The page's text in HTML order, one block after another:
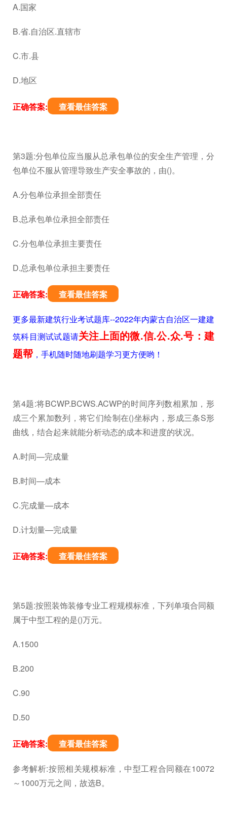
A.国家
B.省.自治区.直辖市
C.市.县
D.地区
正确答案: 查看最佳答案
第3题:分包单位应当服从总承包单位的安全生产管理，分
包单位不服从管理导致生产安全事故的，由()。
A.分包单位承担全部责任
B.总承包单位承担全部责任
C.分包单位承担主要责任
D.总承包单位承担主要责任
正确答案: 查看最佳答案
更多最新建筑行业考试题库--2022年内蒙古自治区一建建
筑科目测试试题请关注上面的微.信.公.众.号：建
题帮 ，手机随时随地刷题学习更方便哟！
第4题:将BCWP.BCWS.ACWP的时间序列数相累加，形
成三个累加数列，将它们绘制在()坐标内，形成三条S形
曲线，结合起来就能分析动态的成本和进度的状况。
A.时间—完成量
B.时间—成本
C.完成量—成本
D.计划量—完成量
正确答案: 查看最佳答案
第5题:按照装饰装修专业工程规模标准，下列单项合同额
属于中型工程的是()万元。
A.1500
B.200
C.90
D.50
正确答案: 查看最佳答案
参考解析:按照相关规模标准，中型工程合同额在10072
～1000万元之间，故选B。